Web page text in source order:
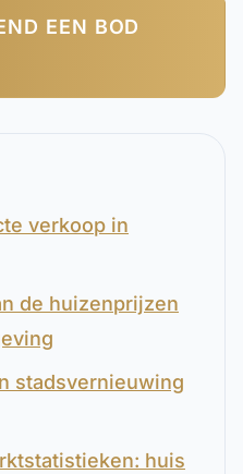
EEN BOD
verkoop in
de huizenprijzen
stadsvernieuwing
huis